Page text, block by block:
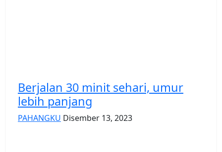
Berjalan 30 minit sehari, umur
lebih panjang
PAHANGKU Disember 13, 2023